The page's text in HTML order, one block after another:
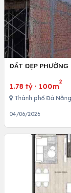
ĐẤT ĐẸP
1.78 tỷ · 100m
2
Thành phố Đà Nẵng
04/06/2026